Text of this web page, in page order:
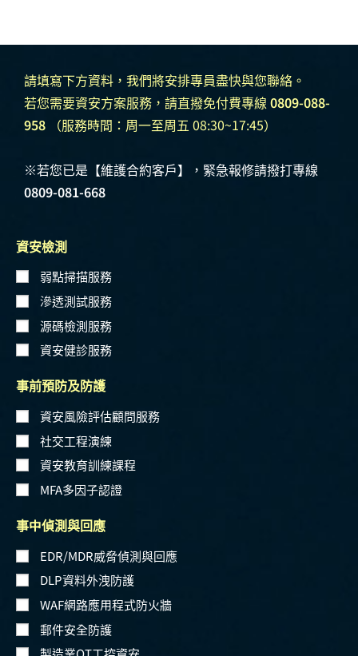
請填寫下方資料，我們將安排專員盡快與您聯絡。
若您需要資安方案服務，請直撥免付費專線 0809-088-
958 （服務時間：周一至周五 08:30~17:45）
※若您已是【維護合約客戶】，緊急報修請撥打專線
0809-081-668
資安檢測
弱點掃描服務
滲透測試服務
源碼檢測服務
資安健診服務
事前預防及防護
資安風險評估顧問服務
社交工程演練
資安教育訓練課程
MFA多因子認證
事中偵測與回應
EDR/MDR威脅偵測與回應
DLP資料外洩防護
WAF網路應用程式防火牆
郵件安全防護